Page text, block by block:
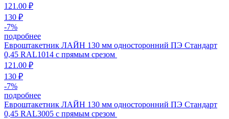
121.00 ₽
130 ₽
-7%
подробнее
Евроштакетник ЛАЙН 130 мм односторонний ПЭ Стандарт
0,45 RAL1014 с прямым срезом
121.00 ₽
130 ₽
-7%
подробнее
Евроштакетник ЛАЙН 130 мм односторонний ПЭ Стандарт
0,45 RAL3005 с прямым срезом